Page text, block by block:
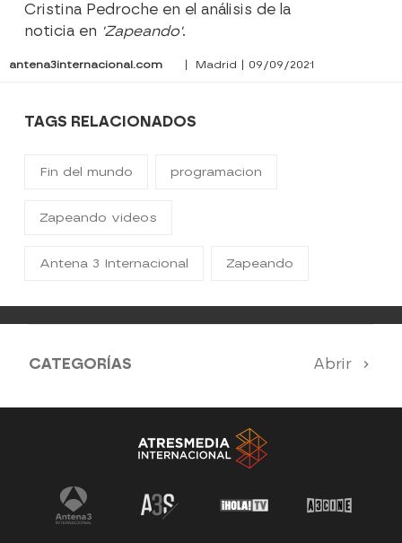
Cristina Pedroche en el análisis de la
noticia en 'Zapeando'.
antena3internacional.com | Madrid | 09/09/2021
TAGS RELACIONADOS
Fin del mundo programacion
Zapeando videos
Antena 3 Internacional Zapeando
CATEGORÍAS Abrir
Antena 3 Noticias El Hormiguero
Tu cara me suena Pasapalabra